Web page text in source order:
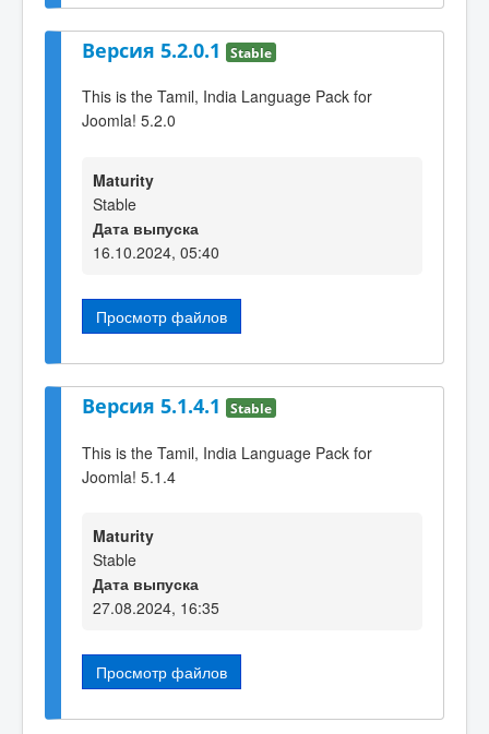
Версия 5.2.0.1 Stable
This is the Tamil, India Language Pack for
Joomla! 5.2.0
Maturity
Stable
Дата выпуска
16.10.2024, 05:40
Просмотр файлов
Версия 5.1.4.1 Stable
This is the Tamil, India Language Pack for
Joomla! 5.1.4
Maturity
Stable
Дата выпуска
27.08.2024, 16:35
Просмотр файлов